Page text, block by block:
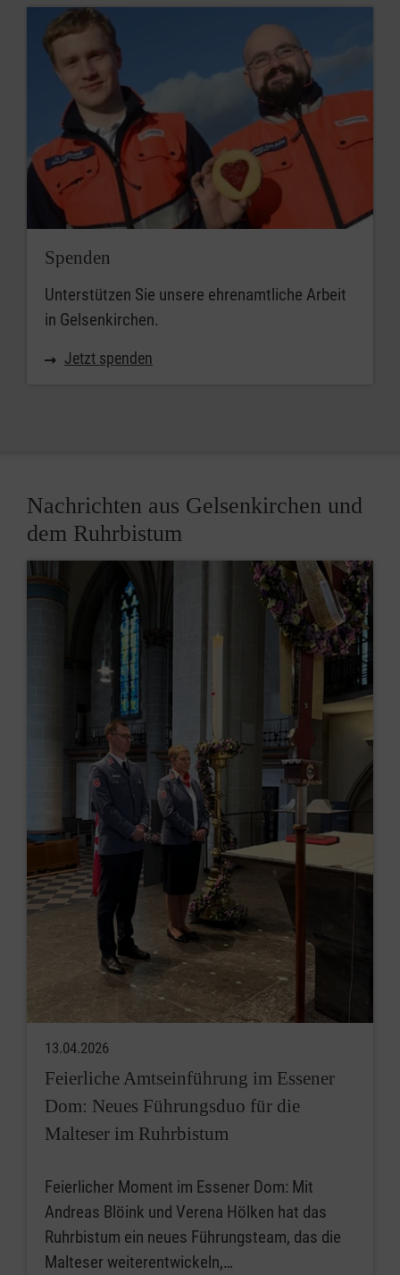
Spenden
Unterstützen Sie unsere ehrenamtliche Arbeit
in Gelsenkirchen.
Jetzt spenden
Nachrichten aus Gelsenkirchen und
dem Ruhrbistum
13.04.2026
Feierliche Amtseinführung im Essener
Dom: Neues Führungsduo für die
Malteser im Ruhrbistum
Feierlicher Moment im Essener Dom: Mit
Andreas Blöink und Verena Hölken hat das
Ruhrbistum ein neues Führungsteam, das die
Malteser weiterentwickeln,…